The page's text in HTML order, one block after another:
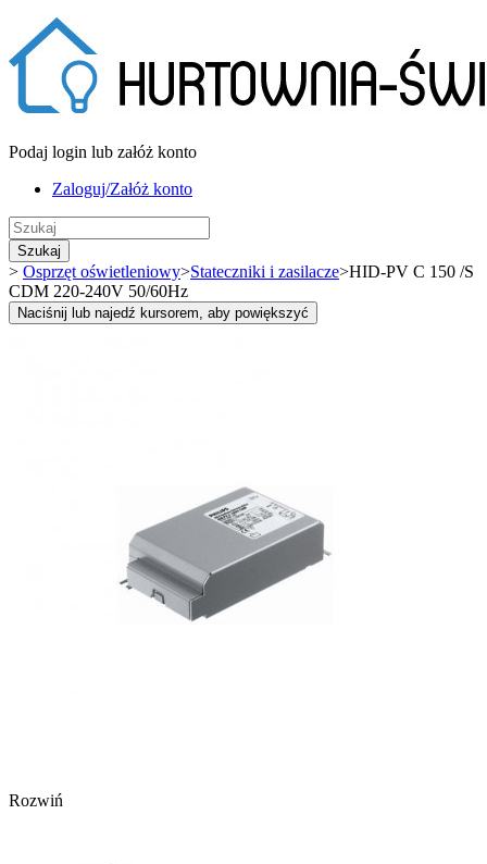
Podaj login lub załóż konto
Zaloguj/Załóż konto
Szukaj
> Osprzęt oświetleniowy>Stateczniki i zasilacze>HID-PV C 150 /S
CDM 220-240V 50/60Hz
Naciśnij lub najedź kursorem, aby powiększyć
Rozwiń